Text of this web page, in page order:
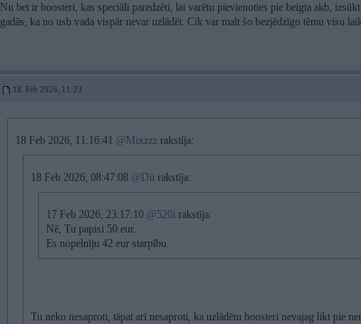
Nu bet ir boosteri, kas speciāli paredzēti, lai varētu pievienoties pie beigta akb,
gadās, ka no usb vada vispār nevar uzlādēt. Cik var malt šo bezjēdzīgo tēmu visu
18. Feb 2026, 11:23
18 Feb 2026, 11:16:41 @Mixzzz rakstīja:
18 Feb 2026, 08:47:08 @Dii rakstīja:
17 Feb 2026, 23:17:10 @520i rakstīja:
Nē, Tu papisi 50 eur.
Es nopelnīju 42 eur starpību.
Tu neko nesaproti, tāpat arī nesaproti, ka uzlādētu boosteri nevajag likt pie